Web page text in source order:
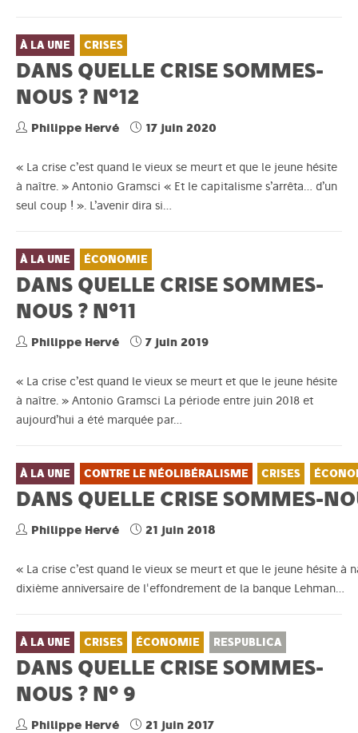
À LA UNE CRISES
DANS QUELLE CRISE SOMMES-
NOUS ? N°12
Philippe Hervé 17 juin 2020
« La crise c’est quand le vieux se meurt et que le jeune hésite
à naître. » Antonio Gramsci « Et le capitalisme s’arrêta… d’un
seul coup ! ». L’avenir dira si…
À LA UNE ÉCONOMIE
DANS QUELLE CRISE SOMMES-
NOUS ? N°11
Philippe Hervé 7 juin 2019
« La crise c’est quand le vieux se meurt et que le jeune hésite
à naître. » Antonio Gramsci La période entre juin 2018 et
aujourd’hui a été marquée par…
À LA UNE CONTRE LE NÉOLIBÉRALISME CRISES
DANS QUELLE CRISE SOMMES-
Philippe Hervé 21 juin 2018
« La crise c’est quand le vieux se meurt et que le jeune hésite
dixième anniversaire de l'effondrement de la banque Lehman…
À LA UNE CRISES ÉCONOMIE RESPUBLICA
DANS QUELLE CRISE SOMMES-
NOUS ? N° 9
Philippe Hervé 21 juin 2017